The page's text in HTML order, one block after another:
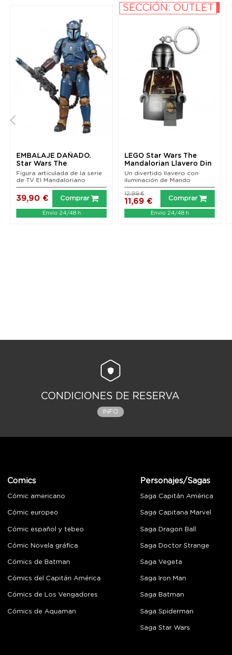
EMBALAJE DAÑADO.
Star Wars The
Mandalorian Black
Series...
Figura articulada de la serie
de TV El Mandaloriano
39,90 € Comprar
Envío 24/48 h
-10%
SECCIÓN: OUTLET
LEGO Star Wars The
Mandalorian Llavero Din
Djarin 6 cm
Un divertido llavero con
iluminación de Mando
11,69 €
12,99 €
Comprar
Envío 24/48 h
CONDICIONES DE RESERVA
INFO
Comics
Cómic americano
Cómic europeo
Cómic español y tebeo
Cómic Novela gráfica
Cómics de Batman
Cómics del Capitán América
Cómics de Los Vengadores
Cómics de Aquaman
Personajes/Sagas
Saga Capitán América
Saga Capitana Marvel
Saga Dragon Ball
Saga Doctor Strange
Saga Vegeta
Saga Iron Man
Saga Batman
Saga Spiderman
Saga Star Wars